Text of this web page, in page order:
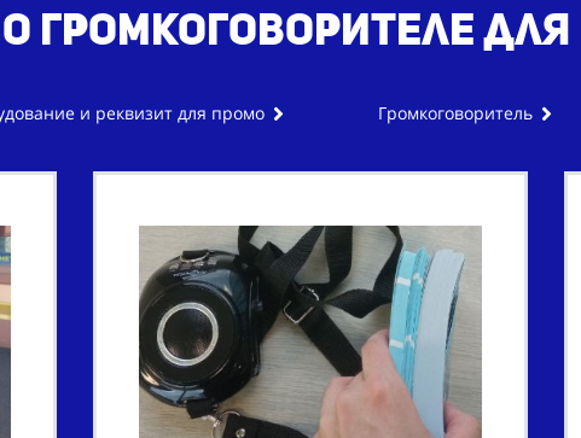
громкоговорителе
и реквизит для промо Громкоговоритель